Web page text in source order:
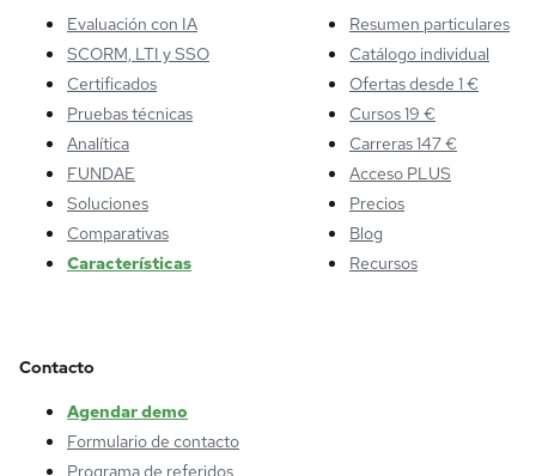
Evaluación con IA
SCORM, LTI y SSO
Certificados
Pruebas técnicas
Analítica
FUNDAE
Soluciones
Comparativas
Características
Resumen particulares
Catálogo individual
Ofertas desde 1 €
Cursos 19 €
Carreras 147 €
Acceso PLUS
Precios
Blog
Recursos
Contacto
Agendar demo
Formulario de contacto
Programa de referidos